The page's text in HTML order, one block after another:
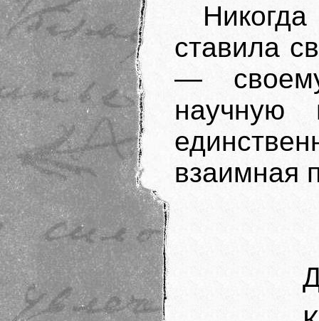
ставила
—
научную
взаимная